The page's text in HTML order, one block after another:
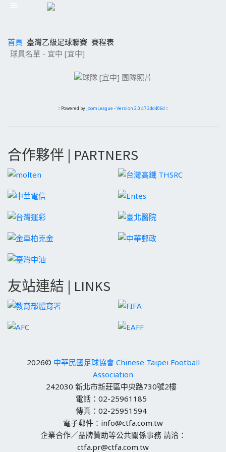
首頁 臺灣乙級足球聯賽 賽程表
球員名單 - 宜中 [宜中]
:: Powered by JoomLeague -Version 2.0.47.2dd406d ::
合作夥伴 | PARTNERS
友站連結 | LINKS
2026© 中華民國足球協會 Chinese Taipei Football
Association
242030 新北市新莊區中央路730號2樓
電話：02-25961185
傳真：02-25951594
電子郵件：info@ctfa.com.tw
企業合作／品牌贊助等公共關係事務 請洽：
ctfa.pr@ctfa.com.tw